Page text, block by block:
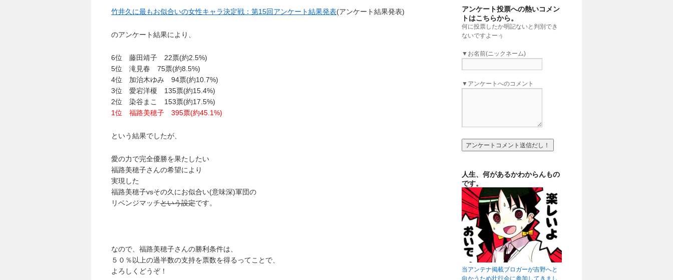
竹井久に最もお似合いの女性キャラ決定戦：第15回アンケート結果発表(アンケート結果発表)
のアンケート結果により、
6位 藤田靖子 22票(約2.5%)
5位 滝見春 75票(約8.5%)
4位 加治木ゆみ 94票(約10.7%)
3位 愛宕洋榎 135票(約15.4%)
2位 染谷まこ 153票(約17.5%)
1位 福路美穂子 395票(約45.1%)
という結果でしたが、
愛の力で完全優勝を果たしたい
福路美穂子さんの希望により
実現した
福路美穂子vsその久にお似合い(意味深)軍団の
リベンジマッチという設定です。
なので、福路美穂子さんの勝利条件は、
５０％以上の過半数の支持を票数を得るってことで、
よろしくどうぞ！
アンケート投票への熱いコメン
トはこちらから。
何に投票したか明記ないと判別でき
ないですよーぅ
▼お名前(ニックネーム)
▼アンケートへのコメント
人生、何があるかわからんもの
です。
当アンテナ掲載ブロガーが吉野へと
向かうため壮行会に参加してきまし